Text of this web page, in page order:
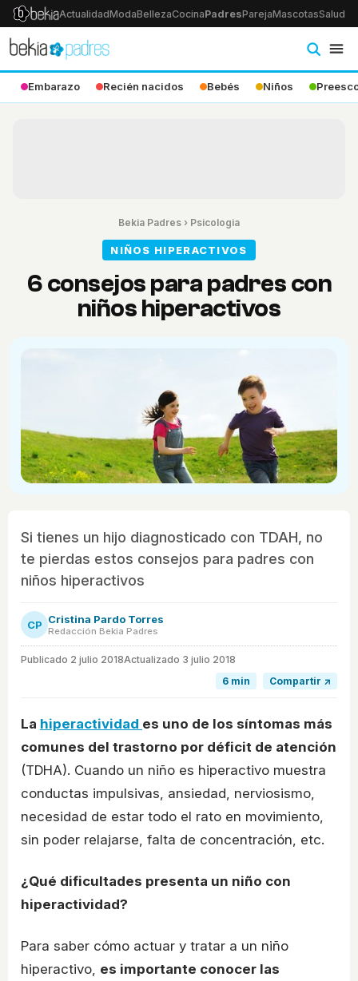
ActualidadModaBellezaCocinaPadresParejaMascotasSalud
Embarazo Recién nacidos Bebés Niños
Bekia Padres › Psicologia
NIÑOS HIPERACTIVOS
6 consejos para padres con
niños hiperactivos
Si tienes un hijo diagnosticado con TDAH, no
te pierdas estos consejos para padres con
niños hiperactivos
CP Cristina Pardo Torres
Redacción Bekia Padres
Publicado 2 julio 2018Actualizado 3 julio 2018
6 min
Compartir ↗
La hiperactividad es uno de los síntomas más
comunes del trastorno por déficit de atención
(TDHA). Cuando un niño es hiperactivo muestra
conductas impulsivas, ansiedad, nerviosismo,
necesidad de estar todo el rato en movimiento,
sin poder relajarse, falta de concentración, etc.
¿Qué dificultades presenta un niño con
hiperactividad?
Para saber cómo actuar y tratar a un niño
hiperactivo, es importante conocer las